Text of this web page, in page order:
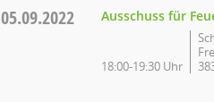
05.09.2022 Ausschuss für
18:00-19:30 Uhr